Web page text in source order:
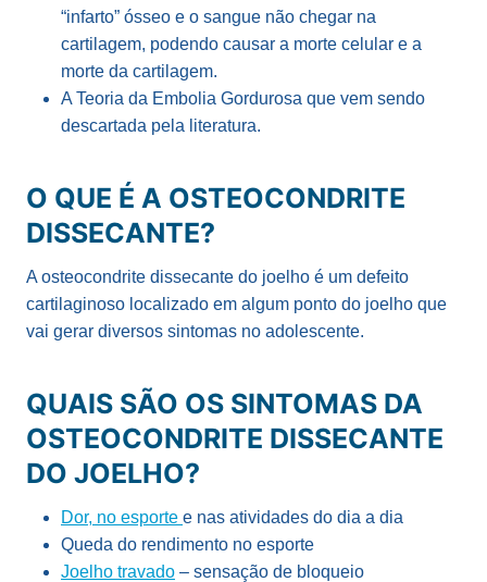
“infarto” ósseo e o sangue não chegar na
cartilagem, podendo causar a morte celular e a
morte da cartilagem.
A Teoria da Embolia Gordurosa que vem sendo
descartada pela literatura.
O QUE É A OSTEOCONDRITE
DISSECANTE?
A osteocondrite dissecante do joelho é um defeito
cartilaginoso localizado em algum ponto do joelho que
vai gerar diversos sintomas no adolescente.
QUAIS SÃO OS SINTOMAS DA
OSTEOCONDRITE DISSECANTE
DO JOELHO?
Dor, no esporte e nas atividades do dia a dia
Queda do rendimento no esporte
Joelho travado – sensação de bloqueio